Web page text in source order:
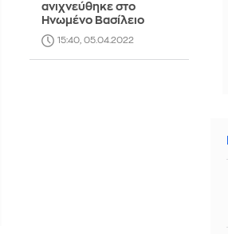
ανιχνεύθηκε στο
Ηνωμένο Βασίλειο
15:40, 05.04.2022